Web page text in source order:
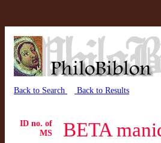
Back to Search Back to Results
ID no. of
MS
BETA